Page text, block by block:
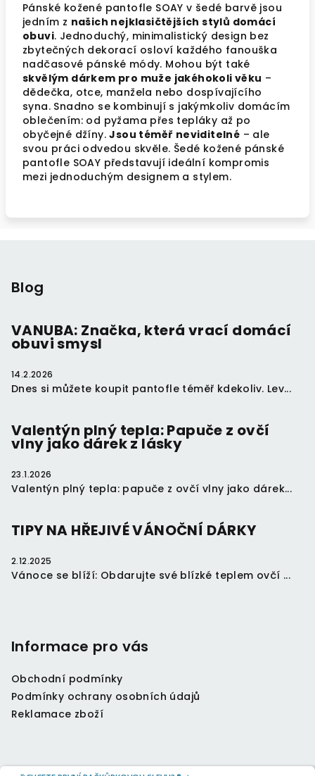
Pánské kožené pantofle SOAY v šedé barvě jsou
jedním z našich nejklasičtějších stylů domácí
obuvi. Jednoduchý, minimalistický design bez
zbytečných dekorací osloví každého fanouška
nadčasové pánské módy. Mohou být také
skvělým dárkem pro muže jakéhokoli věku –
dědečka, otce, manžela nebo dospívajícího
syna. Snadno se kombinují s jakýmkoliv domácím
oblečením: od pyžama přes tepláky až po
obyčejné džíny.Jsou téměř neviditelné – ale
svou práci odvedou skvěle. Šedé kožené pánské
pantofle SOAY představují ideální kompromis
mezi jednoduchým designem a stylem.
Blog
VANUBA: Značka, která vrací domácí
obuvi smysl
14.2.2026
Dnes si můžete koupit pantofle téměř kdekoliv. Lev...
Valentýn plný tepla: Papuče z ovčí
vlny jako dárek z lásky
23.1.2026
Valentýn plný tepla: papuče z ovčí vlny jako dárek...
TIPY NA HŘEJIVÉ VÁNOČNÍ DÁRKY
2.12.2025
Vánoce se blíží: Obdarujte své blízké teplem ovčí ...
Informace pro vás
Obchodní podmínky
Podmínky ochrany osobních údajů
Reklamace zboží